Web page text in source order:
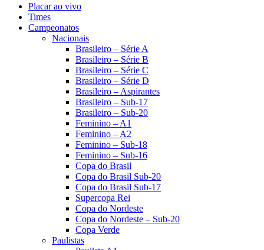
Placar ao vivo
Times
Campeonatos
Nacionais
Brasileiro – Série A
Brasileiro – Série B
Brasileiro – Série C
Brasileiro – Série D
Brasileiro – Aspirantes
Brasileiro – Sub-17
Brasileiro – Sub-20
Feminino – A1
Feminino – A2
Feminino – Sub-18
Feminino – Sub-16
Copa do Brasil
Copa do Brasil Sub-20
Copa do Brasil Sub-17
Supercopa Rei
Copa do Nordeste
Copa do Nordeste – Sub-20
Copa Verde
Paulistas